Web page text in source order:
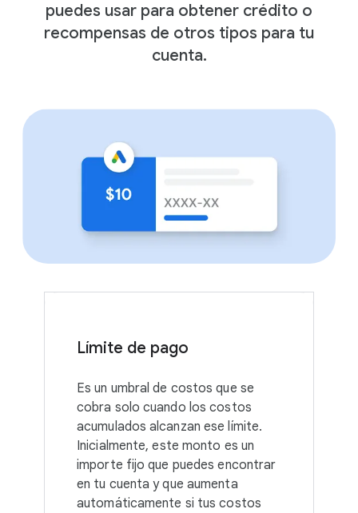
puedes usar para obtener crédito o
recompensas de otros tipos para tu
cuenta.
Límite de pago
Es un umbral de costos que se
cobra solo cuando los costos
acumulados alcanzan ese límite.
Inicialmente, este monto es un
importe fijo que puedes encontrar
en tu cuenta y que aumenta
automáticamente si tus costos